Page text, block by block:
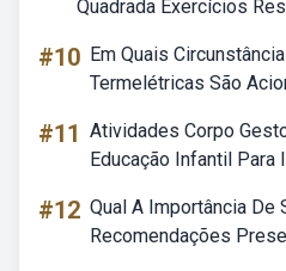
Quadrada Exercícios
#10 Em Quais
Termelétricas São
#11 Atividades Corpo
Educação Infantil Para
#12 Qual A Importância De
Recomendações